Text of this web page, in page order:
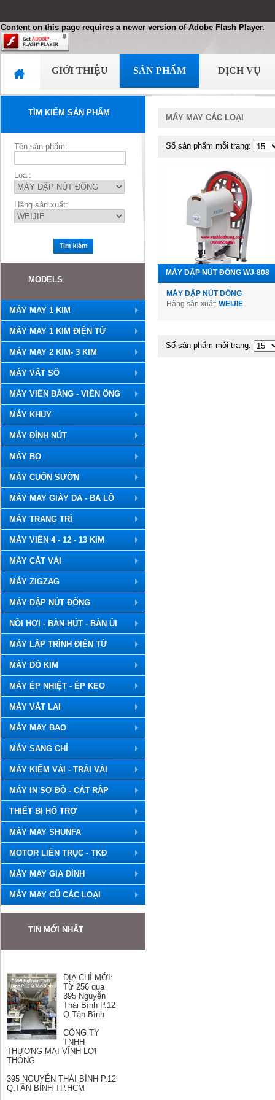
Content on this page requires a newer version of Adobe Flash Player.
GIỚI THIỆU SẢN PHẨM DỊCH VỤ
TÌM KIẾM SẢN PHẨM
Tên sản phẩm:
Loại:
Hãng sản xuất:
MODELS
MÁY MAY 1 KIM
MÁY MAY 1 KIM ĐIỆN TỬ
MÁY MAY 2 KIM- 3 KIM
MÁY VẮT SỔ
MÁY VIỀN BẰNG - VIỀN ỐNG
MÁY KHUY
MÁY ĐÍNH NÚT
MÁY BỌ
MÁY CUỐN SƯỜN
MÁY MAY GIÀY DA - BA LÔ
MÁY TRANG TRÍ
MÁY VIỀN 4 - 12 - 13 KIM
MÁY CẮT VẢI
MÁY ZIGZAG
MÁY DẬP NÚT ĐỒNG
NỒI HƠI - BÀN HÚT - BÀN ỦI
MÁY LẬP TRÌNH ĐIỆN TỬ
MÁY DÒ KIM
MÁY ÉP NHIỆT - ÉP KEO
MÁY VẮT LAI
MÁY MAY BAO
MÁY SANG CHỈ
MÁY KIỂM VẢI - TRẢI VẢI
MÁY IN SƠ ĐỒ - CẮT RẬP
THIẾT BỊ HỔ TRỢ
MÁY MAY SHUNFA
MOTOR LIỀN TRỤC - TKĐ
MÁY MAY GIA ĐÌNH
MÁY MAY CŨ CÁC LOẠI
TIN MỚI NHẤT
Từ 256 qua
395 Nguyễn
Thái Bình P.12
Q.Tân Bình
TNHH
THƯƠNG MẠI VĨNH LỢI
THÔNG
Q.TÂN BÌNH TP.HCM
MÁY MAY CÁC LOẠI
Số sản phẩm mỗi trang:
MÁY DẬP NÚT ĐỒNG WJ-808
MÁY DẬP NÚT ĐỒNG
Hãng sản xuất: WEIJIE
Số sản phẩm mỗi trang: